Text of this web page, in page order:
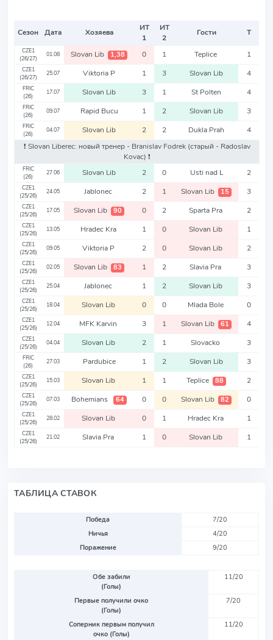
Сезон Дата Хозяева
ИТ
1
ИТ
2
Гости Т
CZE1
(26/27)
01.08 Slovan Lib 1,38 0 1 Teplice 1
CZE1
(26/27)
25.07 Viktoria P 1 3 Slovan Lib 4
FRIC
(26)
17.07 Slovan Lib 3 1 St Polten 4
FRIC
(26)
09.07 Rapid Bucu 1 2 Slovan Lib 3
FRIC
(26)
04.07 Slovan Lib 2 2 Dukla Prah
4
❗️ Slovan Liberec: новый тренер - Branislav Fodrek (старый - Radoslav
Kovac) ❗️
FRIC
(26)
27.06 Slovan Lib 2 0 Usti nad L 2
CZE1
(25/26)
24.05 Jablonec 2 1 Slovan Lib 15 3
CZE1
(25/26)
17.05 Slovan Lib 90 0 2 Sparta Pra 2
CZE1
(25/26)
13.05 Hradec Kra 1 0 Slovan Lib 1
CZE1
(25/26)
09.05 Viktoria P 2 0 Slovan Lib 2
CZE1
(25/26)
02.05 Slovan Lib 83 1 2 Slavia Pra 3
CZE1
(25/26)
25.04 Jablonec 1 2 Slovan Lib 3
CZE1
(25/26)
18.04 Slovan Lib 0 0 Mlada Bole 0
CZE1
(25/26)
12.04 MFK Karvin 3 1 Slovan Lib 61 4
CZE1
(25/26)
04.04 Slovan Lib 2 1 Slovacko 3
FRIC
(26)
27.03 Pardubice 1 2 Slovan Lib 3
CZE1
(25/26)
15.03 Slovan Lib 1 1 Teplice 88 2
CZE1
(25/26)
07.03 Bohemians 64 0 0 Slovan Lib 82 0
CZE1
(25/26)
28.02 Slovan Lib 0 1 Hradec Kra 1
CZE1
(25/26)
21.02 Slavia Pra 1 0 Slovan Lib 1
ТАБЛИЦА СТАВОК
Победа
7/20
Ничья
4/20
Поражение
9/20
Обе забили
(Голы)
11/20
Первые получили очко
(Голы)
7/20
Соперник первым получил
очко (Голы)
11/20